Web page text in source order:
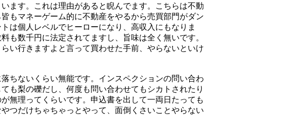
ます。これは理由があると睨んでます。こちらは不動
もマネーゲーム的に不動産をやるから売買部門がダン
は個人レベルでヒーローになり、高収入にもなりま
も数千円に法定されてますし、旨味は全く無いです。
い行きますよと言って買わせた手前、やらないといけ
ちないくらい無能です。インスペクションの問い合わ
も梨の礫だし、何度も問い合わせてもシカトされたり
無理ってくらいです。申込書を出して一両日たっても
つだけちゃちゃっとやって、面倒くさいことやらない